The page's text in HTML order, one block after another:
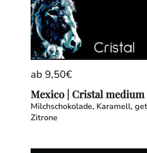
ab 9,50€
Mexico | Cristal medium
Milchschokolade, Karamell,
Zitrone